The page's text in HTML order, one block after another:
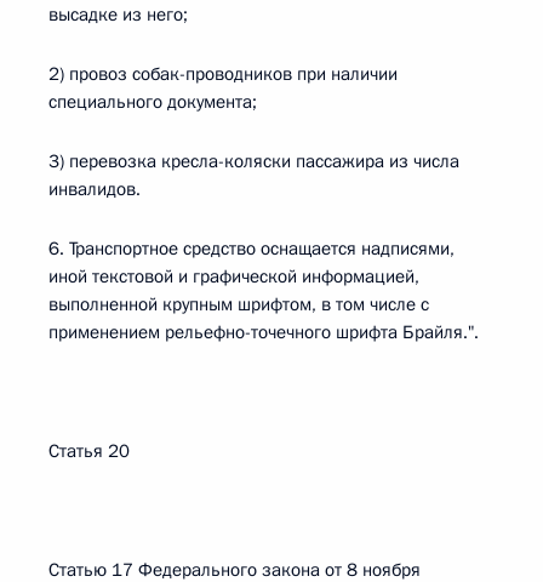
высадке из него;
2) провоз собак-проводников при наличии
специального документа;
3) перевозка кресла-коляски пассажира из числа
инвалидов.
6. Транспортное средство оснащается надписями,
иной текстовой и графической информацией,
выполненной крупным шрифтом, в том числе с
применением рельефно-точечного шрифта Брайля.".
Статья 20
Статью 17 Федерального закона от 8 ноября